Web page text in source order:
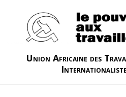
Union Africaine des